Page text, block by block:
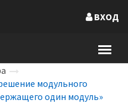
ВХОД
модульного
один модуль»